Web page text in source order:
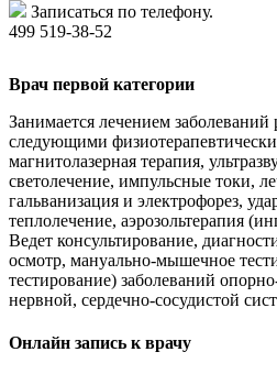
Записаться по телефону.
499 519-38-52
Врач первой категории
Занимается лечением
следующими
магнитолазерная терапия,
светолечение, импульсные токи,
гальванизация и электрофорез,
теплолечение, аэрозольтерапия
Ведет консультирование,
осмотр, мануально-мышечное
тестирование) заболеваний
нервной, сердечно-сосудистой
Онлайн запись к врачу